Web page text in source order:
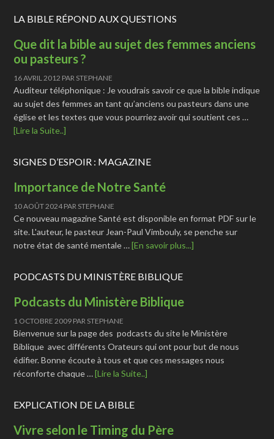
LA BIBLE RÉPOND AUX QUESTIONS
Que dit la bible au sujet des femmes anciens
ou pasteurs ?
16 AVRIL 2012 PAR STEPHANE
Auditeur téléphonique : Je voudrais savoir ce que la bible indique
au sujet des femmes an tant qu’anciens ou pasteurs dans une
église et les textes que vous pourriez avoir qui soutient ces …
[Lire la Suite..]
SIGNES D’ESPOIR : MAGAZINE
Importance de Notre Santé
10 AOÛT 2024PAR STEPHANE
Ce nouveau magazine Santé est disponible en format PDF sur le
site. L'auteur, le pasteur Jean-Paul Vimbouly, se penche sur
notre état de santé mentale …[En savoir plus...]
PODCASTS DU MINISTÈRE BIBLIQUE
Podcasts du Ministère Biblique
1 OCTOBRE 2009 PAR STEPHANE
Bienvenue sur la page des podcasts du site le Ministère
Biblique avec différents Orateurs qui ont pour but de nous
édifier. Bonne écoute à tous et que ces messages nous
réconforte chaque …[Lire la Suite..]
EXPLICATION DE LA BIBLE
Vivre selon le Timing du Père